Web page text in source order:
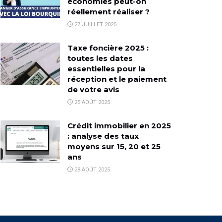
réellement réaliser ?
27 JUILLET 2025
Taxe foncière 2025 :
toutes les dates
essentielles pour la
réception et le paiement
de votre avis
25 AOÛT 2025
Crédit immobilier en 2025
: analyse des taux
moyens sur 15, 20 et 25
ans
28 AOÛT 2025